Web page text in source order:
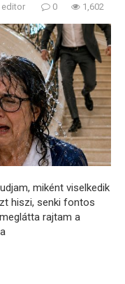
editor 0 1,602
miként viselkedik
hiszi, senki fontos
rajtam a